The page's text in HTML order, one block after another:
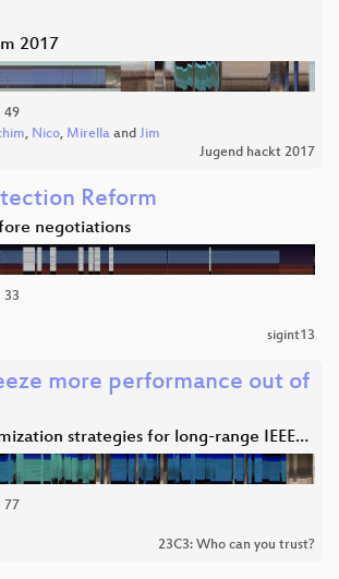
2017
49
, Nico, Mirella and Jim
Jugend hackt 2017
Reform
negotiations
33
sigint13
more performance out of
strategies for long-range IEEE…
77
23C3: Who can you trust?